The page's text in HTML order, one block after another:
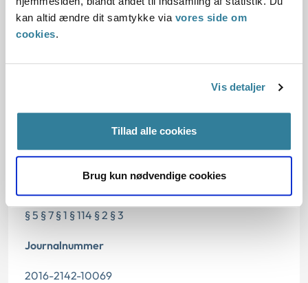
kan altid ændre dit samtykke via vores side om
cookies.
Vis detaljer
Tillad alle cookies
Brug kun nødvendige cookies
Dato for underskrift
Offentliggørelsesdato
31.08.2016
§ 5 § 7 § 1 § 114 § 2 § 3
Journalnummer
2016-2142-10069